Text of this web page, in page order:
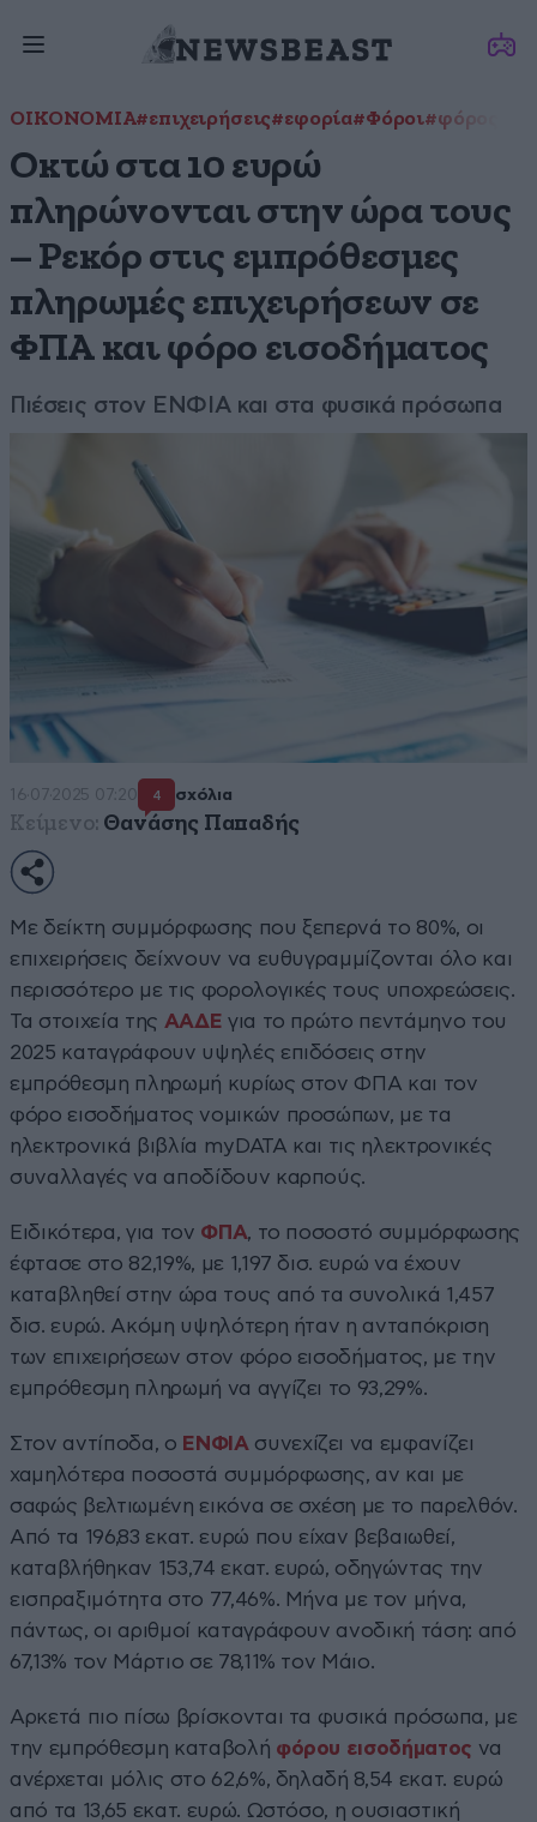
ΟΙΚΟΝΟΜΙΑ#επιχειρήσεις#εφορία#Φόροι#φόρος
Οκτώ στα 10 ευρώ
πληρώνονται στην ώρα τους
– Ρεκόρ στις εμπρόθεσμες
πληρωμές επιχειρήσεων σε
ΦΠΑ και φόρο εισοδήματος
Πιέσεις στον ΕΝΦΙΑ και στα φυσικά πρόσωπα
16·07·2025 07:20 4 σχόλια
Κείμενο: Θανάσης Παπαδής
Με δείκτη συμμόρφωσης που ξεπερνά το 80%, οι
επιχειρήσεις δείχνουν να ευθυγραμμίζονται όλο και
περισσότερο με τις φορολογικές τους υποχρεώσεις.
Τα στοιχεία της ΑΑΔΕ για το πρώτο πεντάμηνο του
2025 καταγράφουν υψηλές επιδόσεις στην
εμπρόθεσμη πληρωμή κυρίως στον ΦΠΑ και τον
φόρο εισοδήματος νομικών προσώπων, με τα
ηλεκτρονικά βιβλία myDATA και τις ηλεκτρονικές
συναλλαγές να αποδίδουν καρπούς.
Ειδικότερα, για τον ΦΠΑ, το ποσοστό συμμόρφωσης
έφτασε στο 82,19%, με 1,197 δισ. ευρώ να έχουν
καταβληθεί στην ώρα τους από τα συνολικά 1,457
δισ. ευρώ. Ακόμη υψηλότερη ήταν η ανταπόκριση
των επιχειρήσεων στον φόρο εισοδήματος, με την
εμπρόθεσμη πληρωμή να αγγίζει το 93,29%.
Στον αντίποδα, ο ΕΝΦΙΑ συνεχίζει να εμφανίζει
χαμηλότερα ποσοστά συμμόρφωσης, αν και με
σαφώς βελτιωμένη εικόνα σε σχέση με το παρελθόν.
Από τα 196,83 εκατ. ευρώ που είχαν βεβαιωθεί,
καταβλήθηκαν 153,74 εκατ. ευρώ, οδηγώντας την
εισπραξιμότητα στο 77,46%. Μήνα με τον μήνα,
πάντως, οι αριθμοί καταγράφουν ανοδική τάση: από
67,13% τον Μάρτιο σε 78,11% τον Μάιο.
Αρκετά πιο πίσω βρίσκονται τα φυσικά πρόσωπα, με
την εμπρόθεσμη καταβολή φόρου εισοδήματος να
ανέρχεται μόλις στο 62,6%, δηλαδή 8,54 εκατ. ευρώ
από τα 13,65 εκατ. ευρώ. Ωστόσο, η ουσιαστική